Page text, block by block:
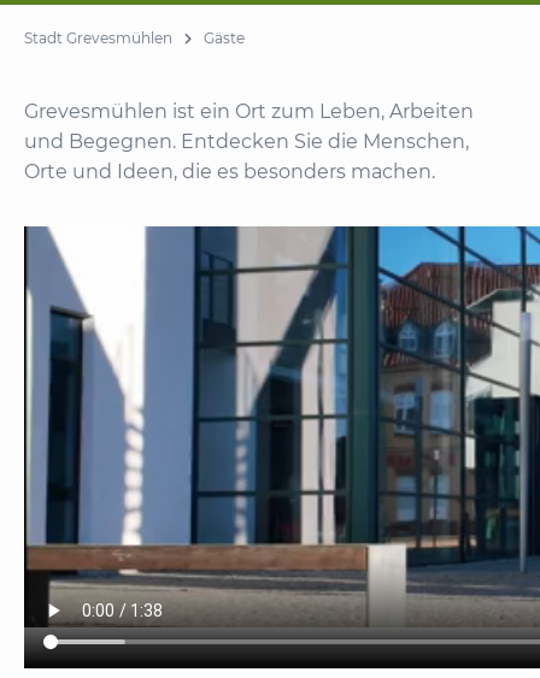
Stadt Grevesmühlen Gäste
Grevesmühlen ist ein Ort zum Leben, Arbeiten
und Begegnen. Entdecken Sie die Menschen,
Orte und Ideen, die es besonders machen.